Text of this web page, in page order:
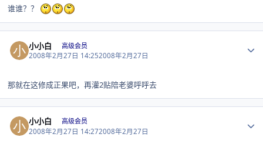
谁谁？？
小小白 高级会员
2008年2月27日 14:252008年2月27日
那就在这修成正果吧，再灌2贴陪老婆呼呼去
小小白 高级会员
2008年2月27日 14:272008年2月27日